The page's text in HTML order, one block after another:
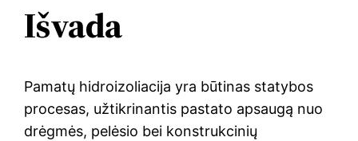
Išvada
Pamatų hidroizoliacija yra būtinas statybos
procesas, užtikrinantis pastato apsaugą nuo
drėgmės, pelėsio bei konstrukcinių